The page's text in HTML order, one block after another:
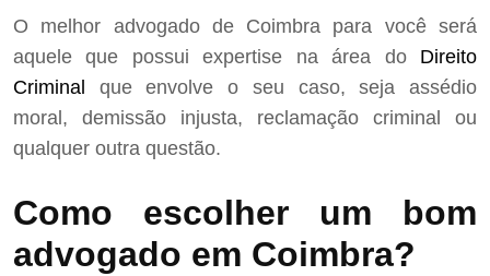
O melhor advogado de Coimbra para você será
aquele que possui expertise na área do Direito
Criminal que envolve o seu caso, seja assédio
moral, demissão injusta, reclamação criminal ou
qualquer outra questão.
Como escolher um bom
advogado em Coimbra?